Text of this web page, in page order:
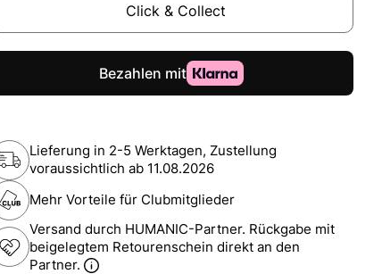
Click & Collect
Lieferung in 2-5 Werktagen, Zustellung
voraussichtlich ab 11.08.2026
Mehr Vorteile für Clubmitglieder
Versand durch HUMANIC-Partner. Rückgabe mit
beigelegtem Retourenschein direkt an den
Partner.